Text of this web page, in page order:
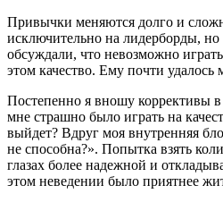
Привычки меняются долго и
исключительно на лидерборды,
обсуждали, что невозможно
этом качество. Ему почти удалось
Постепенно я вношу коррективы
мне страшно было играть на
выйдет? Вдруг моя внутренняя
не способна?». Попытка взять
глазах более надежной и
этом неведении было приятнее